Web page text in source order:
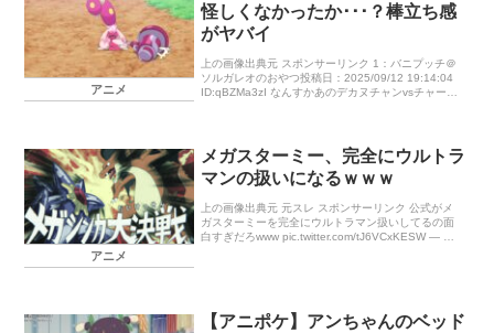
アニメ
怪しくなかったか･･･？棒立ち感
がヤバイ
上の画像出典元 スポンサーリンク 1：バニプッチ＠
ソルガレオのおやつ投稿日：2025/09/12 19:14:04
ID:qBZMa3zI なんすかあのデカヌチャンvsチャーレ
アニメ
メガスターミー、完全にウルトラ
マンの扱いになるｗｗｗ
上の画像出典元 元スレ スポンサーリンク 公式がメ
ガスターミーを完全にウルトラマン扱いしてるの面
白すぎだろwww pic.twitter.com/tJ6VCxKESW — ま
【アニポケ】アンちゃんのベッド